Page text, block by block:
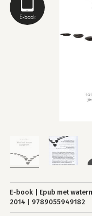
E-book
E-book Epub met
2014
9789055949182